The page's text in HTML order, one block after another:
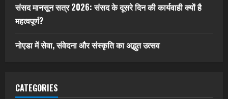
संसद मानसून सत्र 2026: संसद के दूसरे दिन की कार्यवाही क्यों है
महत्वपूर्ण?
नोएडा में सेवा, संवेदना और संस्कृति का अद्भुत उत्सव
CATEGORIES